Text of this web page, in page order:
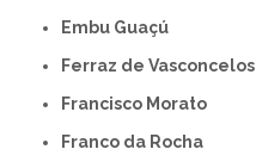
Embu Guaçú
Ferraz de Vasconcelos
Francisco Morato
Franco da Rocha